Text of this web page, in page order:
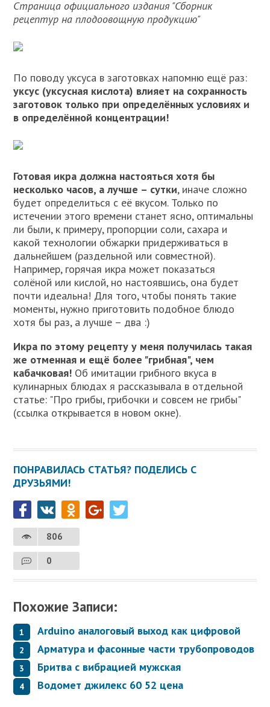
Страница официального издания "Сборник
рецептур на плодоовощную продукцию"
По поводу уксуса в заготовках напомню ещё раз:
уксус (уксусная кислота) влияет на сохранность
заготовок только при определённых условиях и
в определённой концентрации!
Готовая икра должна настояться хотя бы
несколько часов, а лучше – сутки, иначе сложно
будет определиться с её вкусом. Только по
истечении этого времени станет ясно, оптимальны
ли были, к примеру, пропорции соли, сахара и
какой технологии обжарки придерживаться в
дальнейшем (раздельной или совместной).
Например, горячая икра может показаться
солёной или кислой, но настоявшись, она будет
почти идеальна! Для того, чтобы понять такие
моменты, нужно приготовить подобное блюдо
хотя бы раз, а лучше – два :)
Икра по этому рецепту у меня получилась такая
же отменная и ещё более "грибная", чем
кабачковая! Об имитации грибного вкуса в
кулинарных блюдах я рассказывала в отдельной
статье: "Про грибы, грибочки и совсем не грибы"
(ссылка открывается в новом окне).
ПОНРАВИЛАСЬ СТАТЬЯ? ПОДЕЛИСЬ С
ДРУЗЬЯМИ!
806
0
Похожие Записи:
Arduino аналоговый выход как цифровой
Арматура и фасонные части трубопроводов
Бритва с вибрацией мужская
Водомет джилекс 60 52 цена